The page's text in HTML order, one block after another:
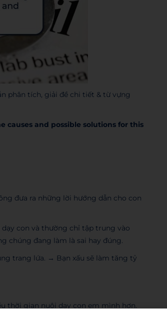
phân tích, giải đề chi tiết & từ vựng
causes and possible solutions for this
đưa ra những lời hướng dẫn cho con
con và thường chỉ tập trung vào
chúng đang làm là sai hay đúng.
trang lứa. → Bạn xấu sẽ làm tăng tỷ
thời gian nuôi dạy con em mình hơn.